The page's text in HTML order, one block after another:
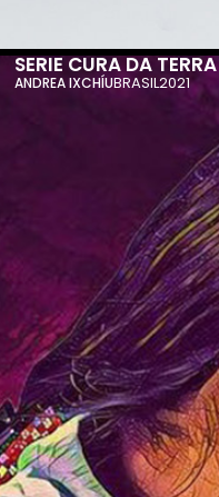
SERIE CURA DA TERRA
ANDREA IXCHÍUBRASIL2021